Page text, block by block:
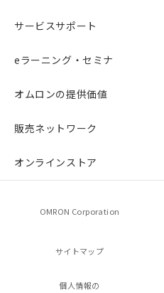
サービスサポート
eラーニング・セミナ
オムロンの提供価値
販売ネットワーク
オンラインストア
OMRON Corporation
サイトマップ
個人情報の